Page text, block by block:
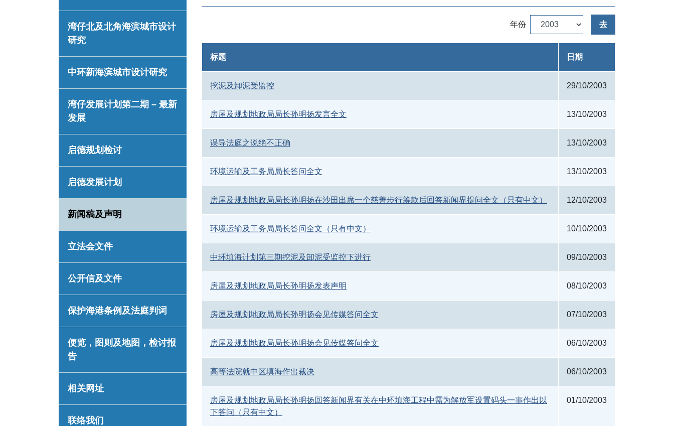
湾仔北及北角海滨城市设计
研究
中环新海滨城市设计研究
湾仔发展计划第二期 – 最新
发展
启德规划检讨
启德发展计划
新闻稿及声明
立法会文件
公开信及文件
保护海港条例及法庭判词
便览，图则及地图，检讨报
告
相关网址
联络我们
年份 去
标题 日期
挖泥及卸泥受监控 29/10/2003
房屋及规划地政局局长孙明扬发言全文 13/10/2003
误导法庭之说绝不正确 13/10/2003
环境运输及工务局局长答问全文 13/10/2003
房屋及规划地政局局长孙明扬在沙田出席一个慈善步行筹款后回答新闻界提问全文（只有中文） 12/10/2003
环境运输及工务局局长答问全文（只有中文） 10/10/2003
中环填海计划第三期挖泥及卸泥受监控下进行 09/10/2003
房屋及规划地政局局长孙明扬发表声明 08/10/2003
房屋及规划地政局局长孙明扬会见传媒答问全文 07/10/2003
房屋及规划地政局局长孙明扬会见传媒答问全文 06/10/2003
高等法院就中区填海作出裁决 06/10/2003
房屋及规划地政局局长孙明扬回答新闻界有关在中环填海工程中需为解放军设置码头一事作出以
下答问（只有中文）
01/10/2003